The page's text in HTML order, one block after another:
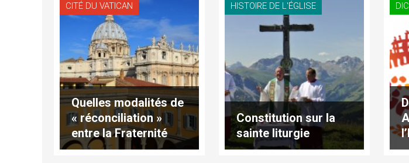
CITÉ DU VATICAN
Quelles modalités de
« réconciliation »
entre la Fraternité
Saint-Pie X et l’Église
HISTOIRE DE L'ÉGLISE
Constitution sur la
sainte liturgie